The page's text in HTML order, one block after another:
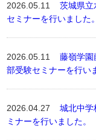
2026.05.11茨城県立
セミナーを行いました。
2026.05.11藤嶺学園
部受験セミナーを行い
2026.04.27城北中学
ミナーを行いました。